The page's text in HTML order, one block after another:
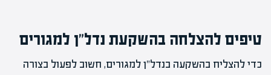
טיפים להצלחה בהשקעת נדל"ן למגורים
כדי להצליח בהשקעה בנדל"ן למגורים, חשוב לפעול בצורה